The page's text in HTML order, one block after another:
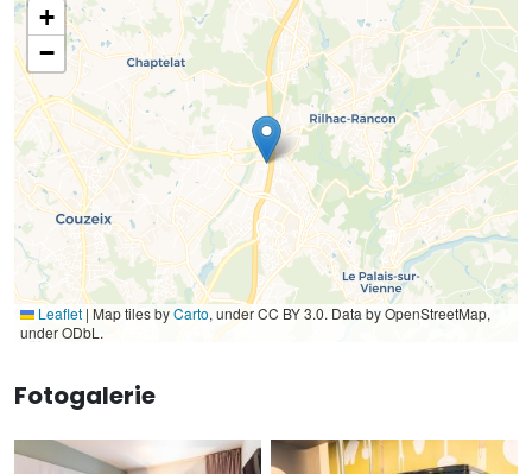
+
−
Leaflet | Map tiles byCarto, under CC BY 3.0. Data by OpenStreetMap,
under ODbL.
Fotogalerie